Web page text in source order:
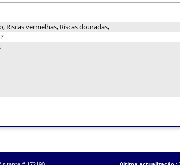
Riscas vermelhas, Riscas douradas,
?